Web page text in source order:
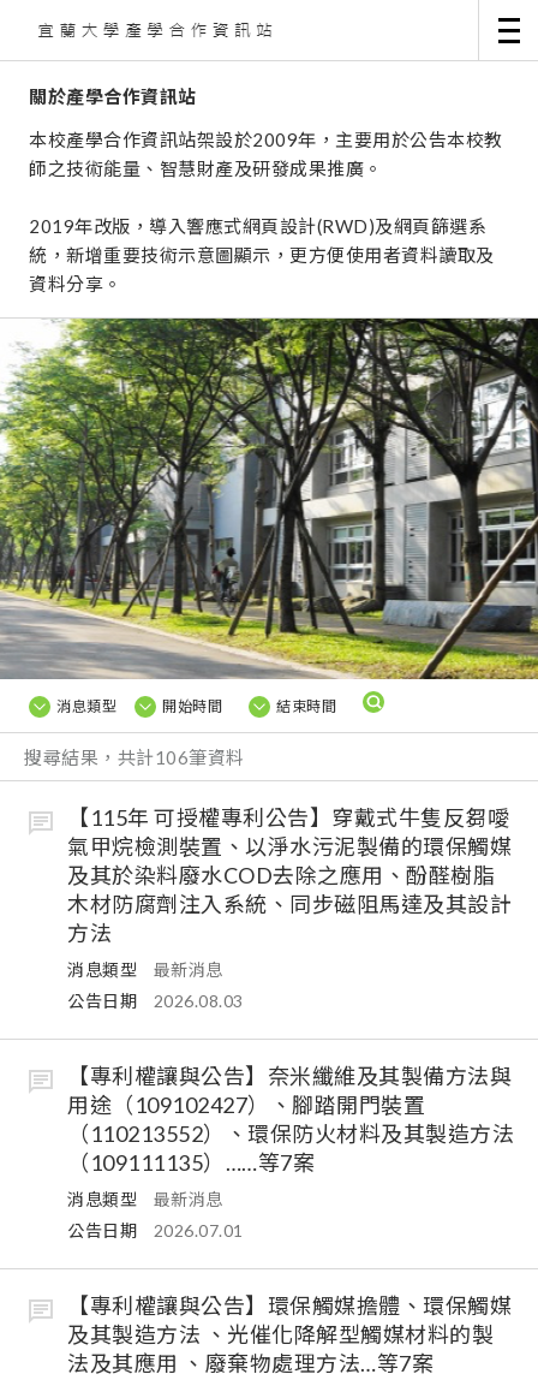
關於產學合作資訊站
本校產學合作資訊站架設於2009年，主要用於公告本校教
師之技術能量、智慧財產及研發成果推廣。
2019年改版，導入響應式網頁設計(RWD)及網頁篩選系
統，新增重要技術示意圖顯示，更方便使用者資料讀取及
資料分享。
消息類型 開始時間 結束時間
搜尋結果，共計106筆資料
【115年 可授權專利公告】穿戴式牛隻反芻噯
氣甲烷檢測裝置、以淨水污泥製備的環保觸媒
及其於染料廢水COD去除之應用、酚醛樹脂
木材防腐劑注入系統、同步磁阻馬達及其設計
方法
消息類型
最新消息
公告日期
2026.08.03
【專利權讓與公告】奈米纖維及其製備方法與
用途（109102427）、腳踏開門裝置
（110213552）、環保防火材料及其製造方法
（109111135）……等7案
消息類型
最新消息
公告日期
2026.07.01
【專利權讓與公告】環保觸媒擔體、環保觸媒
及其製造方法 、光催化降解型觸媒材料的製
法及其應用 、廢棄物處理方法…等7案